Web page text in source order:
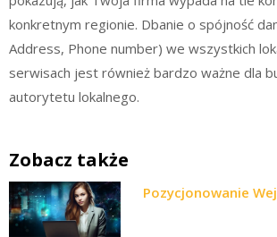
konkretnym regionie. Dbanie o spójność
Address, Phone number) we wszystkich
serwisach jest również bardzo ważne dla
autorytetu lokalnego.
Zobacz także
Pozycjonowanie